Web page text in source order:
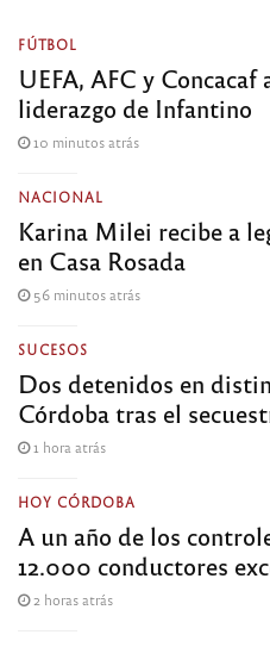
FÚTBOL
UEFA, AFC y
liderazgo de Infantino
10 minutos atrás
NACIONAL
Karina Milei recibe a
en Casa Rosada
56 minutos atrás
SUCESOS
Dos detenidos en
Córdoba tras el
1 hora atrás
HOY CÓRDOBA
A un año de los
12.000 conductores
2 horas atrás